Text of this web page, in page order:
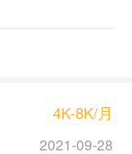
4K-8K/月
2021-09-28